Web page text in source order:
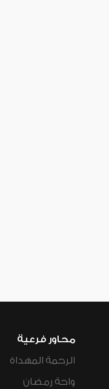
محاور فرعية
الرحمة المهداة
واحة رمضان